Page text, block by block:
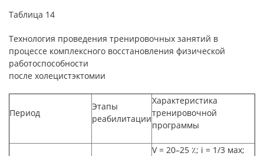
Таблица 14
Технология проведения тренировочных занятий в
процессе комплексного восстановления физической
работоспособности
после холецистэктомии
Период
Этапы
реабилитации
Характеристика
тренировочной
программы
V= 20–25 ٪; i = 1/3 мах;